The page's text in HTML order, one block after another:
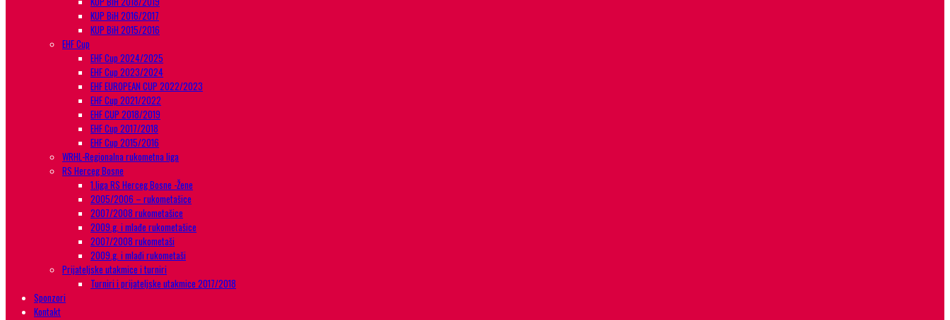
KUP BiH 2016/2017
KUP BiH 2015/2016
EHF Cup
EHF Cup 2024/2025
EHF Cup 2023/2024
EHF EUROPEAN CUP 2022/2023
EHF Cup 2021/2022
EHF CUP 2018/2019
EHF Cup 2017/2018
EHF Cup 2015/2016
WRHL-Regionalna rukometna liga
RS Herceg Bosne
1.liga RS Herceg Bosne -Žene
2005/2006 – rukometašice
2007/2008 rukometašice
2009.g. i mlađe rukometašice
2007/2008 rukometaši
2009.g. i mlađi rukometaši
Prijateljske utakmice i turniri
Turniri i prijateljske utakmice 2017/2018
Sponzori
Kontakt